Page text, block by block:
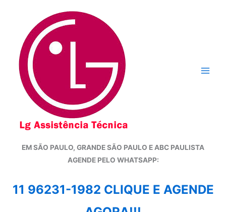
conteúdo
EM SÃO PAULO, GRANDE SÃO PAULO E ABC PAULISTA
AGENDE PELO WHATSAPP:
11 96231-1982 CLIQUE E AGENDE